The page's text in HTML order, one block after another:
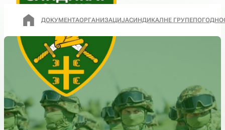
ДОКУМЕНТАОРГАНИЗАЦИЈАСИНДИКАЛНЕ ГРУПЕ